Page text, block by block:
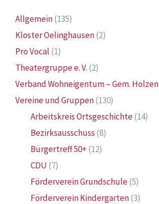
Allgemein(135)
Kloster Oelinghausen(2)
Pro Vocal (1)
Theatergruppe e. V. (2)
Verband Wohneigentum – Gem. Holzen
Vereine und Gruppen(130)
Arbeitskreis Ortsgeschichte(14)
Bezirksausschuss (8)
Bürgertreff 50+ (12)
CDU (7)
Förderverein Grundschule(5)
Förderverein Kindergarten(3)